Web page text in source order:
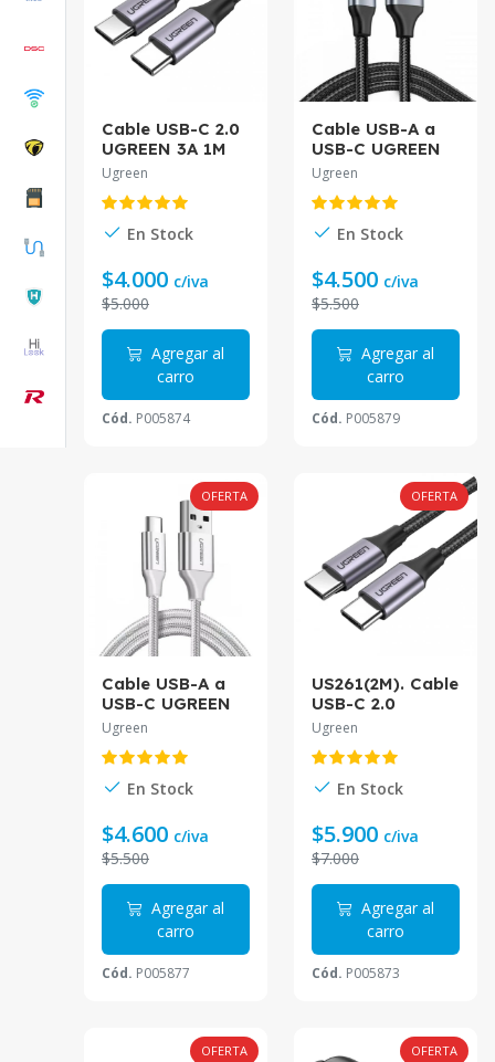
Cable USB-C 2.0
UGREEN 3A 1M
Aluminio Gris
US261
Ugreen
En Stock
$4.000 c/iva
$5.000
Agregar al
carro
Cód. P005874
Cable USB-A a
USB-C UGREEN
3A 2M Negro
US288
Ugreen
En Stock
$4.500 c/iva
$5.500
Agregar al
carro
Cód. P005879
OFERTA
Cable USB-A a
USB-C UGREEN
2M Blanco
Trenzado US288
Ugreen
En Stock
$4.600 c/iva
$5.500
Agregar al
carro
Cód. P005877
OFERTA
US261(2M). Cable
USB-C 2.0
UGREEN 2Mts. 3A
Carga Ràpida.
Mat Aluminio
Niquelado. Gris
Ugreen
En Stock
$5.900 c/iva
$7.000
Agregar al
carro
Cód. P005873
OFERTA OFERTA